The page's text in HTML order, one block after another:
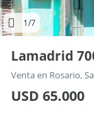
1/7
Lamadrid
Venta en Rosario,
USD 65.000